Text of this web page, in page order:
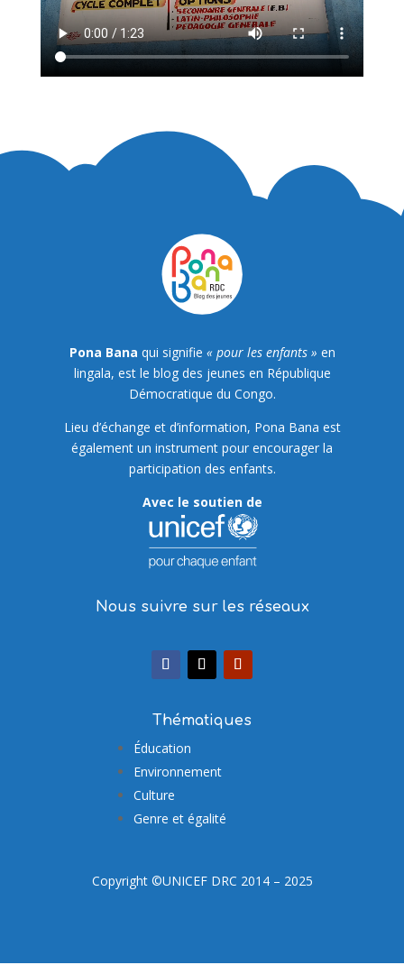
Pona Bana qui signifie « pour les enfants » en
lingala, est le blog des jeunes en République
Démocratique du Congo.
Lieu d’échange et d’information, Pona Bana est
également un instrument pour encourager la
participation des enfants.
Avec le soutien de
Nous suivre sur les réseaux
Thématiques
Éducation
Environnement
Culture
Genre et égalité
Copyright ©UNICEF DRC 2014 – 2025